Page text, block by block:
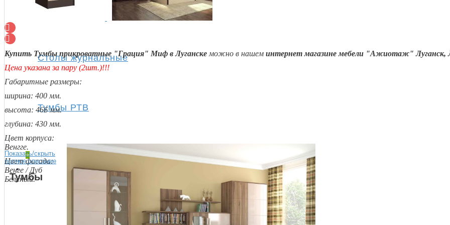
Полки
Столы журнальные
Тумбы РТВ
+
Спальня
Купить Тумбы прикроватные "Грация" Миф в Луганске можно в нашем интернет магазине мебели "Ажиотаж" Луганск,
Цена указана за пару (2шт.)!!!
Габаритные размеры:
ширина: 400 мм.
высота: 466 мм.
глубина: 430 мм.
Цвет корпуса:
Венгге.
Цвет фасада:
Венге / Дуб
Белёный.
Показать/скрыть
полное описание
Тумбы